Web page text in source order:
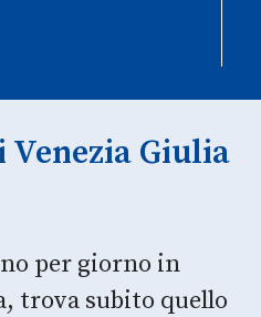
Giulia
per giorno in
trova subito quello